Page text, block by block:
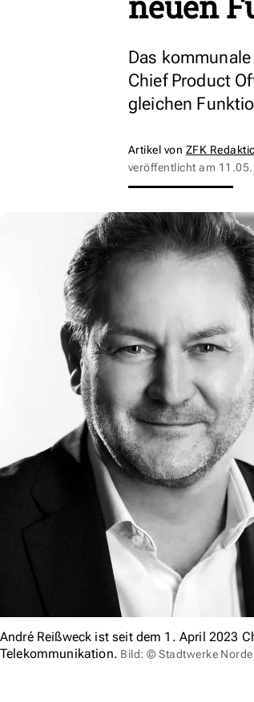
Das
Chief Product
gleichen
Artikel von ZFK
veröffentlicht am
André Reißweck ist seit dem 1. April 2023
Telekommunikation. Bild: © Stadtwerke